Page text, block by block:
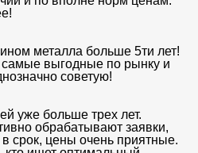
металла больше 5ти лет!
выгодные по рынку и
советую!
уже больше трех лет.
обрабатывают заявки,
срок, цены очень приятные.